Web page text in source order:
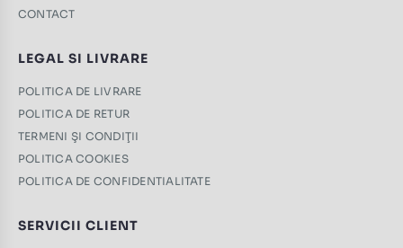
CONTACT
LEGAL SI LIVRARE
POLITICA DE LIVRARE
POLITICA DE RETUR
TERMENI ŞI CONDIŢII
POLITICA COOKIES
POLITICA DE CONFIDENTIALITATE
SERVICII CLIENT